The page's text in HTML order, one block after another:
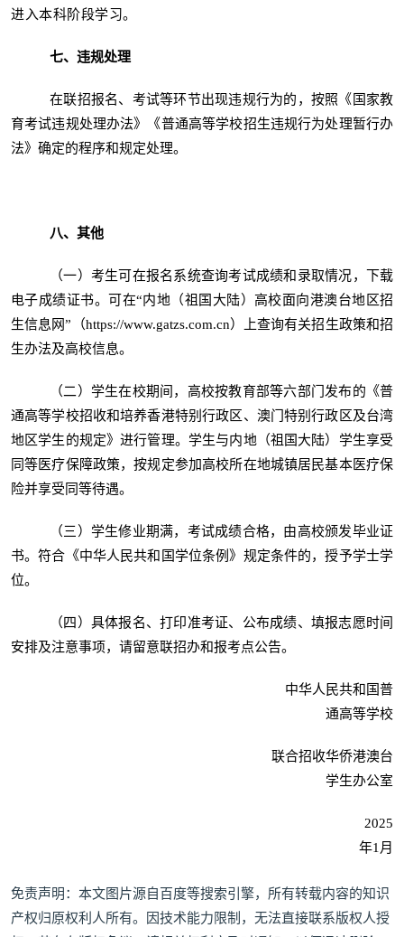
进入本科阶段学习。
七、违规处理
在联招报名、考试等环节出现违规行为的，按照《国家教
育考试违规处理办法》《普通高等学校招生违规行为处理暂行办
法》确定的程序和规定处理。
八、其他
（一）考生可在报名系统查询考试成绩和录取情况，下载
电子成绩证书。可在“内地（祖国大陆）高校面向港澳台地区招
生信息网”（https://www.gatzs.com.cn）上查询有关招生政策和招
生办法及高校信息。
（二）学生在校期间，高校按教育部等六部门发布的《普
通高等学校招收和培养香港特别行政区、澳门特别行政区及台湾
地区学生的规定》进行管理。学生与内地（祖国大陆）学生享受
同等医疗保障政策，按规定参加高校所在地城镇居民基本医疗保
险并享受同等待遇。
（三）学生修业期满，考试成绩合格，由高校颁发毕业证
书。符合《中华人民共和国学位条例》规定条件的，授予学士学
位。
（四）具体报名、打印准考证、公布成绩、填报志愿时间
安排及注意事项，请留意联招办和报考点公告。
中华人民共和国普
通高等学校
联合招收华侨港澳台
学生办公室
2025
年1月
免责声明：本文图片源自百度等搜索引擎，所有转载内容的知识
产权归原权利人所有。因技术能力限制，无法直接联系版权人授